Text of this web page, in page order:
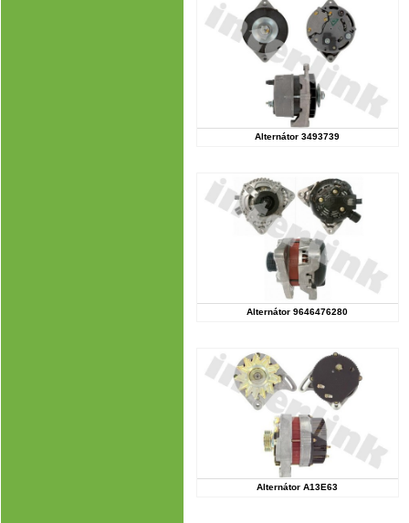
Alternátor 3493739
Alternátor 9646476280
Alternátor A13E63